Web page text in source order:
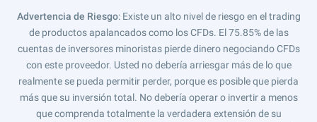
Advertencia de Riesgo: Existe un alto nivel de riesgo en el trading
de productos apalancados como los CFDs. El 75.85% de las
cuentas de inversores minoristas pierde dinero negociando CFDs
con este proveedor. Usted no debería arriesgar más de lo que
realmente se pueda permitir perder, porque es posible que pierda
más que su inversión total. No debería operar o invertir a menos
que comprenda totalmente la verdadera extensión de su